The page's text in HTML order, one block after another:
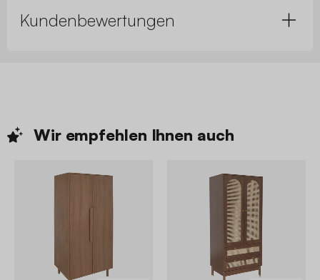
Kundenbewertungen
Wir empfehlen Ihnen auch